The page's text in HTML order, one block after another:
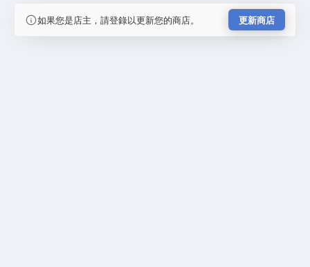
如果您是店主，請登錄以更新您的商店。 更新商店